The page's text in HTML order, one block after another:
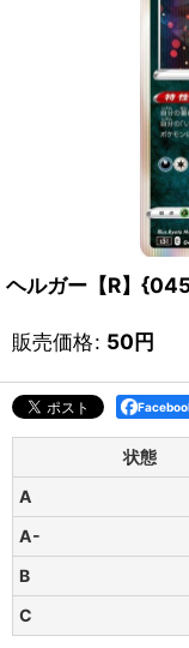
ヘルガー【R】
販売価格: 50円
状態
A
A-
B
C